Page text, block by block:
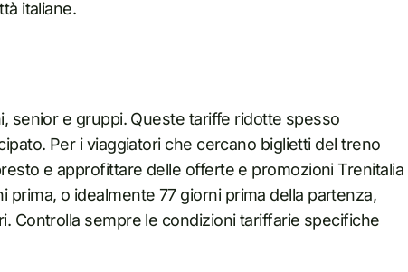
italiane.
senior e gruppi. Queste tariffe ridotte spesso
Per i viaggiatori che cercano biglietti del treno
e approfittare delle offerte e promozioni Trenitalia
o idealmente 77 giorni prima della partenza,
Controlla sempre le condizioni tariffarie specifiche